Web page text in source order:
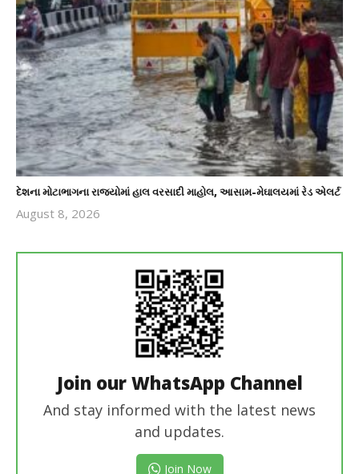
દેશના મોટાભાગના રાજ્યોમાં હાલ વરસાદી માહોલ, આસામ-મેઘાલયમાં રેડ એલર્ટ
August 8, 2026
Join our WhatsApp Channel
And stay informed with the latest news
and updates.
Join Now